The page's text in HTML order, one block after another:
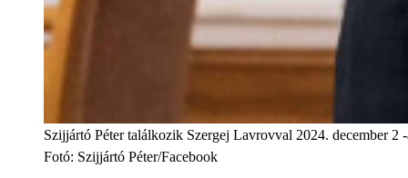
Szijjártó Péter találkozik Szergej Lavrovval 2024. december 2
Fotó: Szijjártó Péter/Facebook